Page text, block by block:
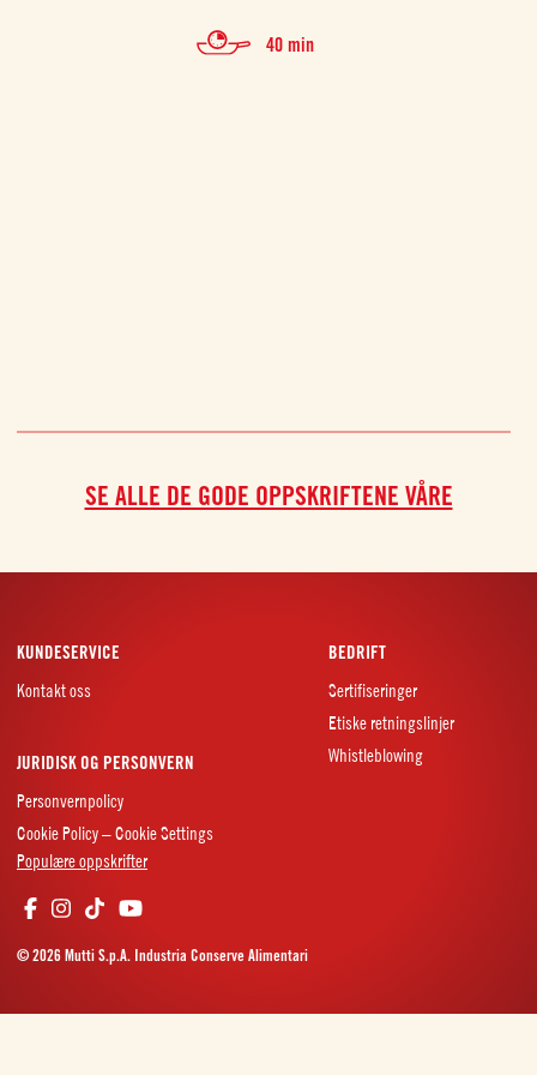
40 min
SE ALLE DE GODE OPPSKRIFTENE VÅRE
KUNDESERVICE
Kontakt oss
BEDRIFT
Sertifiseringer
Etiske retningslinjer
Whistleblowing
JURIDISK OG PERSONVERN
Personvernpolicy
Cookie Policy – Cookie Settings
Populære oppskrifter
© 2026 Mutti S.p.A. Industria Conserve Alimentari